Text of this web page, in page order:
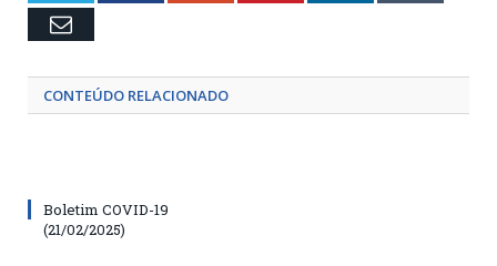
Email
CONTEÚDO RELACIONADO
Boletim COVID-19
(21/02/2025)